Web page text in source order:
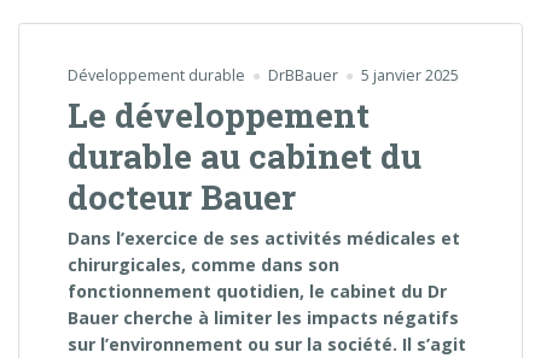
Développement durable DrBBauer 5 janvier 2025
Le développement
durable au cabinet du
docteur Bauer
Dans l’exercice de ses activités médicales et
chirurgicales, comme dans son
fonctionnement quotidien, le cabinet du Dr
Bauer cherche à limiter les impacts négatifs
sur l’environnement ou sur la société. Il s’agit